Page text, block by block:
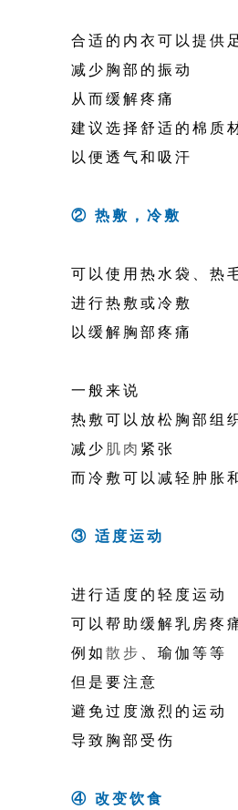
合适的内衣可以提供
减少胸部的振动
从而缓解疼痛
建议选择舒适的棉质
以便透气和吸汗
② 热敷，冷敷
可以使用热水袋、热
进行热敷或冷敷
以缓解胸部疼痛
一般来说
热敷可以放松胸部组
减少肌肉 紧张
而冷敷可以减轻肿胀
③ 适度运动
进行适度的轻度运动
可以帮助缓解乳房疼
例如散步 、瑜伽等等
但是要注意
避免过度激烈的运动
导致胸部受伤
④ 改变饮食